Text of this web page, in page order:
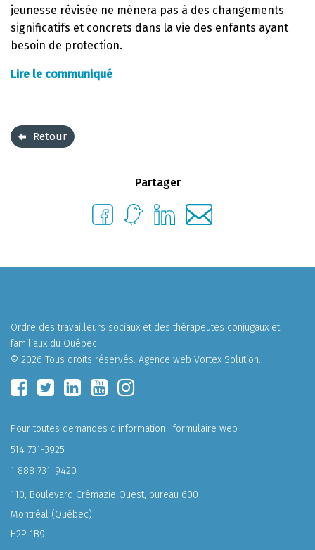
jeunesse révisée ne mènera pas à des changements
significatifs et concrets dans la vie des enfants ayant
besoin de protection.
Lire le communiqué
Retour
Partager
Ordre des travailleurs sociaux et des thérapeutes conjugaux et
familiaux du Québec.
© 2026 Tous droits réservés. Agence web Vortex Solution.
Pour toutes demandes d'information :formulaire web
514 731-3925
1 888 731-9420
110, Boulevard Crémazie Ouest, bureau 600
Montréal (Québec)
H2P 1B9